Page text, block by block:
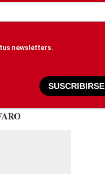
newsletters.
SUSCRIBIRSE